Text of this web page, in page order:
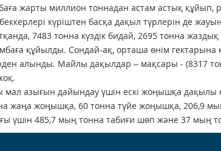
жарты миллион тоннадан астам астық құйып,
күріштен басқа дақыл түрлерін де
7483 тонна күздік бидай, 2695 тонна
құйылды. Сондай-ақ, орташа өнім гектарына
алынды. Майлы дақылдар – мақсары - (8317
мал азығын дайындау үшін ескі жоңышқа дақылы
жаңа жоңышқа, 60 тонна түйе жоңышқа, 206,9
үшін 485,7 мың тонна табиғи шөп және 37 мың